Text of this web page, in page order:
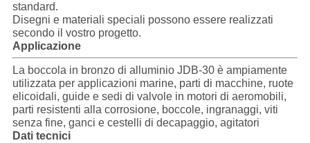
standard.
Disegni e materiali speciali possono essere realizzati
secondo il vostro progetto.
Applicazione
La boccola in bronzo di alluminio JDB-30 è ampiamente
utilizzata per applicazioni marine, parti di macchine, ruote
elicoidali, guide e sedi di valvole in motori di aeromobili,
parti resistenti alla corrosione, boccole, ingranaggi, viti
senza fine, ganci e cestelli di decapaggio, agitatori
Dati tecnici